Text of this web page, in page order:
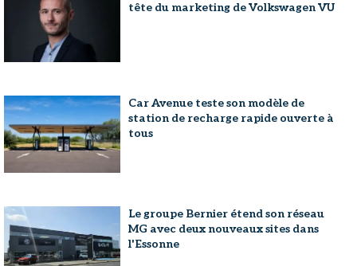
tête du marketing de Volkswagen VU
Car Avenue teste son modèle de
station de recharge rapide ouverte à
tous
Le groupe Bernier étend son réseau
MG avec deux nouveaux sites dans
l'Essonne